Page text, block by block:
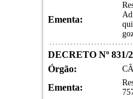
Ementa:
DECRETO Nº 831/
Órgão:
Ementa: